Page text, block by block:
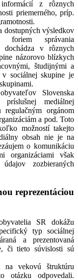
z rôznych
priemerného, príp.
dostupných výsledkov
foriem správania
v rôznych
názorovo blízkych
študijnými a
sociálnej skupine je
Slovenska
mediálnej
orgánom
a pod. Toto
možností takejto
obsah nie je na
o komunikáciu
organizáciami však
zozbieraných
reprezentáciou
SR dokážu
typ sociálnej
a prezentovaná
či tieto súvislosti sú
na vekovú štruktúru
otázku odpovedali.